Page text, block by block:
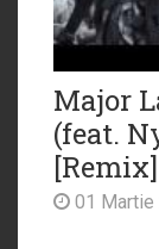
Major
(feat.
01 Martie